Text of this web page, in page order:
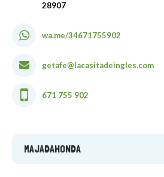
28907
wa.me/34671755902
getafe@lacasitadeingles.com
671 755 902
MAJADAHONDA